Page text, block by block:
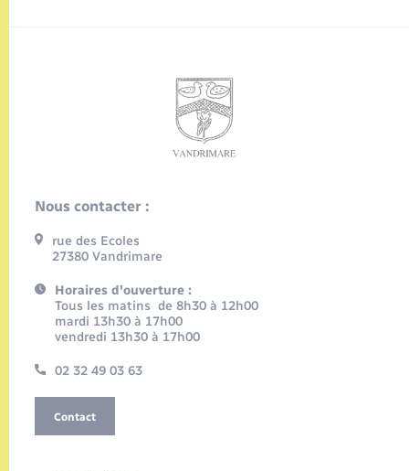
Nous contacter :
rue des Ecoles
27380 Vandrimare
Horaires d'ouverture :
Tous les matins de 8h30 à 12h00
mardi 13h30 à 17h00
vendredi 13h30 à 17h00
02 32 49 03 63
Contact